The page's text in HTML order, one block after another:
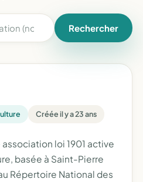
Rechercher
Créée il y a 23 ans
association loi 1901 active
basée à Saint-Pierre
Répertoire National des